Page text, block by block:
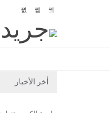
أخر الأخبار